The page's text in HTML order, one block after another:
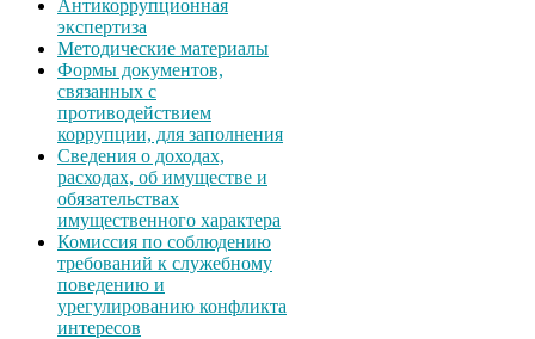
Антикоррупционная
экспертиза
Методические материалы
Формы документов,
связанных с
противодействием
коррупции, для заполнения
Сведения о доходах,
расходах, об имуществе и
обязательствах
имущественного характера
Комиссия по соблюдению
требований к служебному
поведению и
урегулированию конфликта
интересов